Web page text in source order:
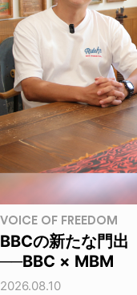
VOICE OF FREEDOM
BBCの新たな門出
──BBC × MBM
2026.08.10